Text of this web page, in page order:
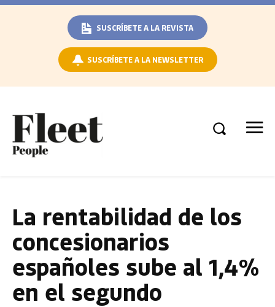
SUSCRÍBETE A LA REVISTA
SUSCRÍBETE A LA NEWSLETTER
La rentabilidad de los
concesionarios
españoles sube al 1,4%
en el segundo